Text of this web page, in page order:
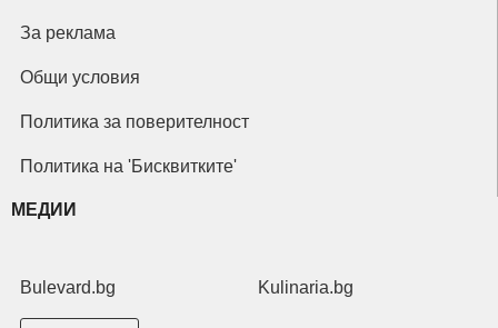
За реклама
Общи условия
Политика за поверителност
Политика на 'Бисквитките'
МЕДИИ
Bulevard.bg Kulinaria.bg